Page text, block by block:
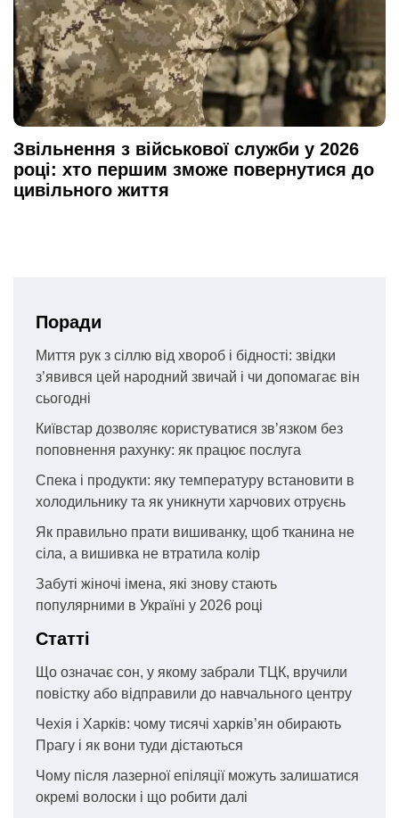
Звільнення з військової служби у 2026
році: хто першим зможе повернутися до
цивільного життя
Поради
Миття рук з сіллю від хвороб і бідності: звідки
з’явився цей народний звичай і чи допомагає він
сьогодні
Київстар дозволяє користуватися зв’язком без
поповнення рахунку: як працює послуга
Спека і продукти: яку температуру встановити в
холодильнику та як уникнути харчових отруєнь
Як правильно прати вишиванку, щоб тканина не
сіла, а вишивка не втратила колір
Забуті жіночі імена, які знову стають
популярними в Україні у 2026 році
Статті
Що означає сон, у якому забрали ТЦК, вручили
повістку або відправили до навчального центру
Чехія і Харків: чому тисячі харків’ян обирають
Прагу і як вони туди дістаються
Чому після лазерної епіляції можуть залишатися
окремі волоски і що робити далі